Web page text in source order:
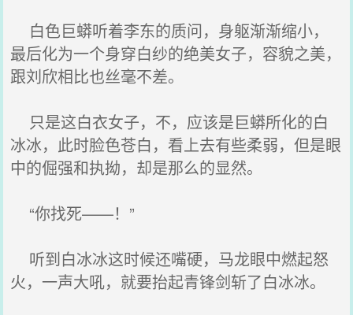
白色巨蟒听着李东的质问，身躯渐渐缩小，
最后化为一个身穿白纱的绝美女子，容貌之美，
跟刘欣相比也丝毫不差。
只是这白衣女子，不，应该是巨蟒所化的白
冰冰，此时脸色苍白，看上去有些柔弱，但是眼
中的倔强和执拗，却是那么的显然。
“你找死——！”
听到白冰冰这时候还嘴硬，马龙眼中燃起怒
火，一声大吼，就要抬起青锋剑斩了白冰冰。